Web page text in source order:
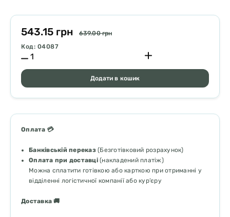
543.15 грн
639.00 грн
Код: 04087
Додати в кошик
Оплата 💳
Банківській переказ(Безготівковий розрахунок)
Оплата при доставці(накладений платіж)
Можна сплатити готівкою або карткою при отриманні у
відділенні логістичної компанії або кур’єру
Доставка 🚚